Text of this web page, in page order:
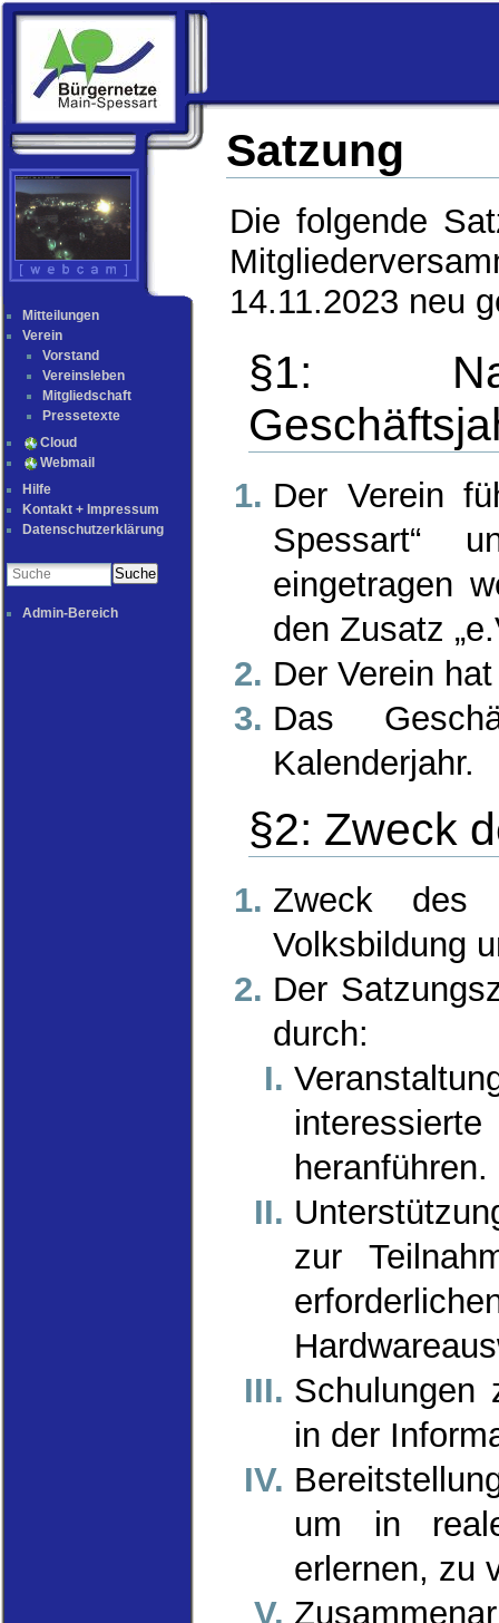
Satzung
Die folgende
14.11.2023 neu
§1:
Der Verein
Spessart“
eingetragen
den Zusatz
Der Verein
Das
Kalenderjahr.
§2: Zweck
Zweck des
Volksbildung
Der
durch:
heranführen.
zur
Schulungen
in der
um in
erlernen, zu
Mitteilungen
Verein
Vorstand
Vereinsleben
Mitgliedschaft
Pressetexte
Cloud
Webmail
Hilfe
Kontakt + Impressum
Datenschutzerklärung
Suche
Admin-Bereich